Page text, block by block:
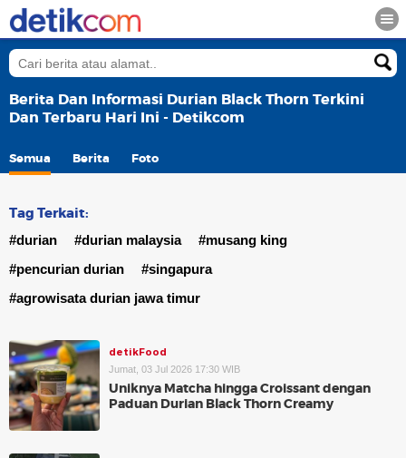
Berita Dan Informasi Durian Black Thorn Terkini
Dan Terbaru Hari Ini - Detikcom
Semua Berita Foto
Tag Terkait:
#durian #durian malaysia
#musang king
#pencurian durian
#singapura
#agrowisata durian jawa timur
detikFood
Jumat, 03 Jul 2026 17:30 WIB
Uniknya Matcha hingga Croissant dengan
Paduan Durian Black Thorn Creamy